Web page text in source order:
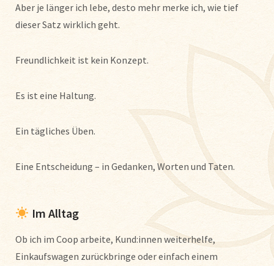
Aber je länger ich lebe, desto mehr merke ich, wie tief
dieser Satz wirklich geht.
Freundlichkeit ist kein Konzept.
Es ist eine Haltung.
Ein tägliches Üben.
Eine Entscheidung – in Gedanken, Worten und Taten.
Im Alltag
Ob ich im Coop arbeite, Kund:innen weiterhelfe,
Einkaufswagen zurückbringe oder einfach einem